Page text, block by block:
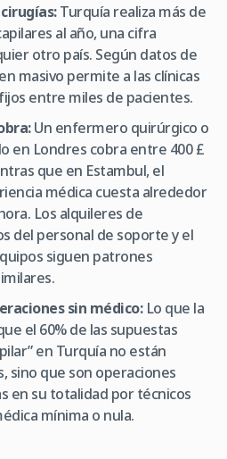
Turquía realiza más de
al año, una cifra
otro país. Según datos de
masivo permite a las clínicas
entre miles de pacientes.
Un enfermero quirúrgico o
en Londres cobra entre 400 £
que en Estambul, el
médica cuesta alrededor
Los alquileres de
del personal de soporte y el
siguen patrones
sin médico:Lo que la
el 60% de las supuestas
en Turquía no están
sino que son operaciones
en su totalidad por técnicos
mínima o nula.